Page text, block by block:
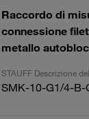
Raccordo di
connessione
metallo
STAUFF Descrizione
SMK-10-G1/4-B-